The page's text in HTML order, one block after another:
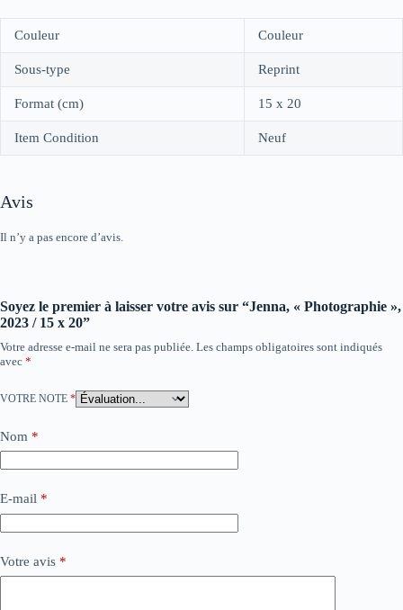
Couleur Couleur
Sous-type Reprint
Format (cm) 15 x 20
Item Condition Neuf
Avis
Il n’y a pas encore d’avis.
Soyez le premier à laisser votre avis sur “Jenna, « Photographie »,
2023 / 15 x 20”
Votre adresse e-mail ne sera pas publiée. Les champs obligatoires sont indiqués
avec *
VOTRE NOTE *
Nom *
E-mail *
Votre avis *